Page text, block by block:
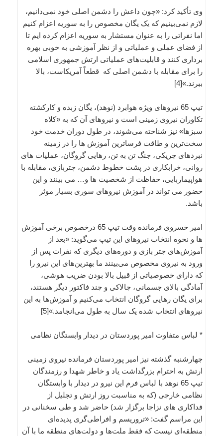
وی تأکید کرد: «چون داعش را دشمن اصلی خود نمی‌دانیم،
لازم نمی‌بینیم که یک یگان مخصوص را به سوریه اعزام کنیم
اما نفراتی را به عنوان مستشار به سوریه اعزام کرده ایم تا
از فضای عملی و عملیاتی و از نظر آموزشی به خوبی بهره
برداری کنند و قابلیت‌های عملیاتی ارتش جمهوری اسلامی
را برای مقابله با دشمن اصلی که قطعاً آمریکاست، بالا
ببرند.»[4]
تیپ 65 نیروهای ویژه هوابرد (نوهد)، یگان زبده و کارکشته
تکاوران نیروی زمینی است و نیروهای آن که به «کلاه
سبزها» نیز شناخته می‌شوند، در طول دوران خدمت خود
سخت‌ترین و طاقت فرساترین آموزش ها را در زمینه
نبردهای چریکی، جنگ تن به تن، رهایی گروگان، عملیات های
روانی، خرابکاری در پشت خطوط دشمن، چتربازی، مقابله با
هواپیماربایی، حفاظت از شخصیت ها و… می بینند و این
حضور می تواند در آموزش نیروهای سوری بسیار موثر
باشد.
امیر خسروی فرمانده وقت تیپ 65 درخصوص برخی آموزش
ها و نحوه انتخاب نیروهای این تیپ می‌گوید: «بعد از
آموزش‌های چتر بازی و دوره‌های دیگری که نفرات پس از
ورود به نیروی مخصوص می‌بینند ما بهترین‌های این نیرو را
که دارای خصوصیاتی از قبیل بالا بودن ضریب هوشی،
آمادگی بالای جسمانی، چالاکی و چند فاکتور دیگر هستند،
برای یگان رهایی گروگان انتخاب می‌کنیم و آموزش‌ها به این
نیروهای انتخاب شده یک سال به طول می‌انجامد.»[5]
* لباس متفاوت امیر پوردستان در دیدار وابستگان نظامی
چهارشنبه گذشته نیز امیر پوردستان فرمانده نیروی زمینی
ارتش به احترام بزرگداشت یاد و خاطر شهدا و رزمندگان
تیپ 65 نوهد با لباس فرم این نیرو در دیدار با وابستگان
نظامی خارجی (که به مناسبت روز ارتش و تجلیل از
فداکاری های نزاجا برگزار شد) حاضر شد و طی سخنانی در
این مراسم گفت: «تروریسم و افراطی‌گری پدیده‌ای
منطقه‌ای نیست که فقط ملت‌ها و دولت‌های منطقه ما با آن